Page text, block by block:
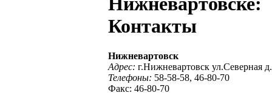
Контакты
Нижневартовск
Адрес: г.Нижневартовск ул.Северная
Телефоны: 58-58-58, 46-80-70
Факс: 46-80-70